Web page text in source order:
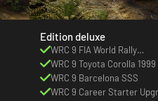
Edition deluxe
WRC 9 FIA World Rally
Championship
WRC 9 Toyota Corolla 1999
WRC 9 Barcelona SSS
WRC 9 Career Starter